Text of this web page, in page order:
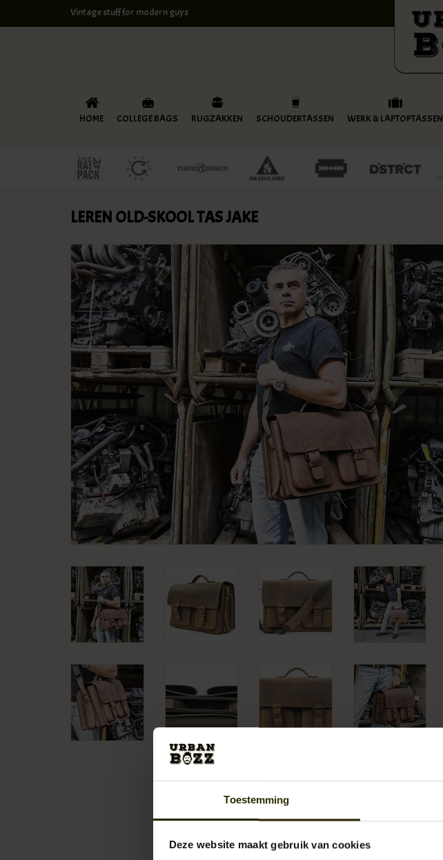
Toestemming
Deze website maakt gebruik van cookies
Vintage stuff for modern guys
HOME COLLEGE BAGS RUGZAKKEN SCHOUDERTASSEN WERK & LAPTOPTASSEN
LEREN OLD-SKOOL TAS JAKE